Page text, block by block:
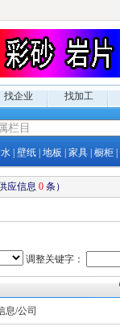
找企业 找加工
壁纸 地板 家具 橱柜
应信息 0 条）
调整关键字：
息/公司